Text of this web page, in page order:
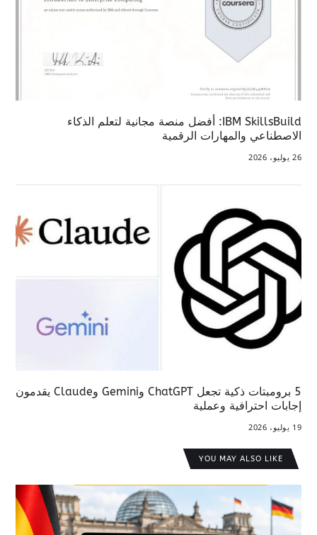
IBM SkillsBuild: أفضل منصة مجانية لتعلم الذكاء
الاصطناعي والمهارات الرقمية
26 يوليو، 2026
5 برومبتات ذكية تجعل ChatGPT وGemini وClaude يقدمون
إجابات احترافية وعملية
19 يوليو، 2026
YOU MAY ALSO LIKE